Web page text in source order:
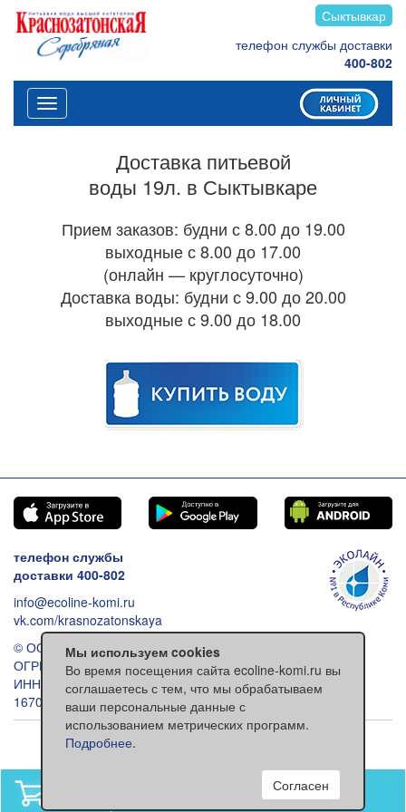
Сыктывкар
телефон службы доставки
400-802
Меню
Доставка питьевой
воды 19л. в Сыктывкаре
Прием заказов: будни с 8.00 до 19.00
выходные с 8.00 до 17.00
(онлайн — круглосуточно)
Доставка воды: будни с 9.00 до 20.00
выходные с 9.00 до 18.00
телефон службы
доставки 400-802
info@ecoline-komi.ru
vk.com/krasnozatonskaya
© ООО «Эколайн», 2026
ОГРН: 1021100512993
ИНН: 1101030557
167000 Сыктывкар ул. Ленина 118
Обычная версия сайта
нет товаров
Мы используем cookies
Во время посещения сайта ecoline-komi.ru вы
соглашаетесь с тем, что мы обрабатываем
ваши персональные данные с
использованием метрических программ.
Подробнее.
Согласен